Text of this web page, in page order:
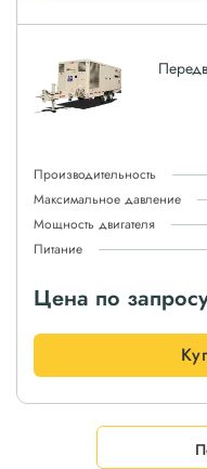
Производительность
Максимальное давление
Мощность двигателя
Питание
Цена по